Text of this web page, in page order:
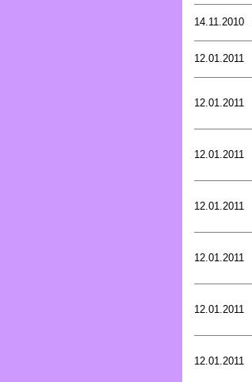
14.11.2010
12.01.2011
12.01.2011
12.01.2011
12.01.2011
12.01.2011
12.01.2011
12.01.2011